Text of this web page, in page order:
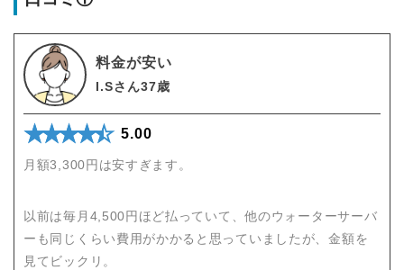
料金が安い
I.Sさん37歳
★★★★★
☆☆☆☆☆ 5.00
月額3,300円は安すぎます。
以前は毎月4,500円ほど払っていて、他のウォーターサーバ
ーも同じくらい費用がかかると思っていましたが、金額を
見てビックリ。